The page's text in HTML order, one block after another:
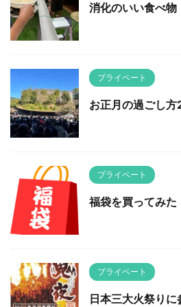
消化のいい食べ物
プライベート
お正月の過ごし
プライベート
福袋を買ってみた
プライベート
日本三大火祭り